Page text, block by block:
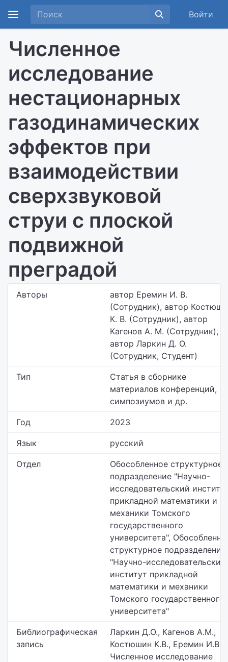
Войти
Численное
исследование
нестационарных
газодинамических
эффектов при
взаимодействии
сверхзвуковой
струи с плоской
подвижной
преградой
Авторы
автор Еремин И. В.
(Сотрудник), автор
К. В. (Сотрудник), автор
Кагенов А. М. (Сотрудник),
автор Ларкин Д. О.
(Сотрудник, Студент)
Тип
Статья в сборнике
материалов конференций,
симпозиумов и др.
Год 2023
Язык русский
Отдел
Обособленное структурное
подразделение "Научно-
исследовательский
прикладной математики и
механики Томского
государственного
университета",
структурное подразделение
"Научно-исследовательский
институт прикладной
математики и механики
Томского государственного
университета"
Библиографическая
запись
Ларкин Д.О., Кагенов А.М.,
Костюшин К.В., Еремин И.В.
Численное исследование